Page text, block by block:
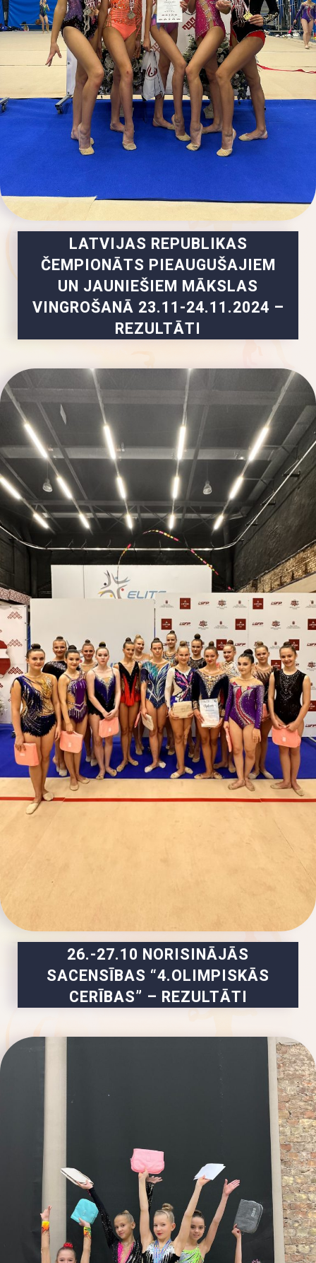
LATVIJAS REPUBLIKAS
ČEMPIONĀTS PIEAUGUŠAJIEM
UN JAUNIEŠIEM MĀKSLAS
VINGROŠANĀ 23.11-24.11.2024 –
REZULTĀTI
26.-27.10 NORISINĀJĀS
SACENSĪBAS “4.OLIMPISKĀS
CERĪBAS” – REZULTĀTI